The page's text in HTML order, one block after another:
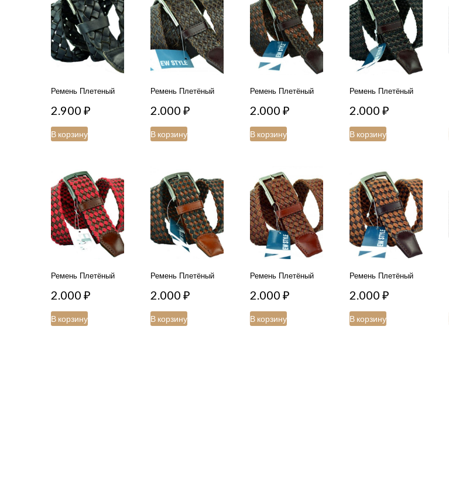
Ремень Плетеный
2.900 ₽
В корзину
Ремень Плетёный
2.000 ₽
В корзину
Ремень Плетёный
2.000 ₽
В корзину
Ремень Плетёный
2.000 ₽
В корзину
Ремень Плетёный
2.000 ₽
В корзину
Ремень Плетёный
2.000 ₽
В корзину
Ремень Плетёный
2.000 ₽
В корзину
Ремень Плетёный
2.000 ₽
В корзину